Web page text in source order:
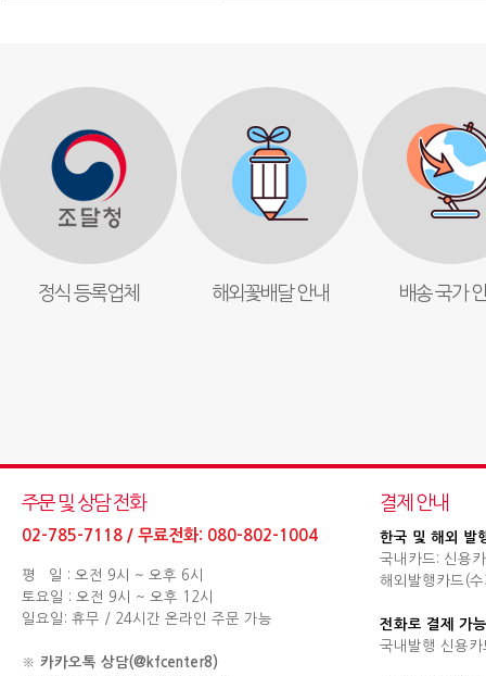
정식 등록업체 해외꽃배달 안내 배송 국가
주문 및 상담 전화
02-785-7118 / 무료전화: 080-802-1004
평 일 : 오전 9시 ~ 오후 6시
토요일 : 오전 9시 ~ 오후 12시
일요일: 휴무 / 24시간 온라인 주문 가능
※ 카카오톡 상담(@kfcenter8)
결제 안내
한국 및 해외 발
국내카드: 신용
해외발행카드(
전화로 결제 가
국내발행 신용